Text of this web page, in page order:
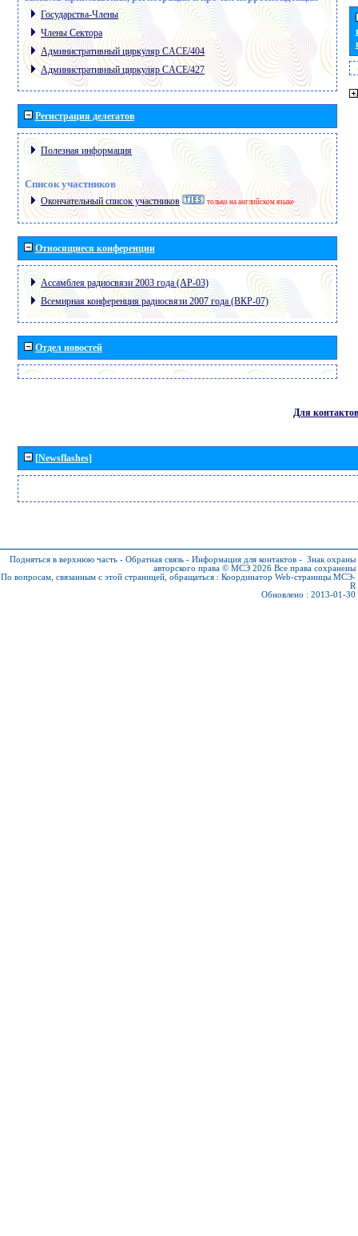
Государства-Члены
Члены Сектора
Административный циркуляр CACE/404
Административный циркуляр CACE/427
Регистрация делегатов
Полезная информация
Список участников
Окончательный список участников только на английском языке
Относящиеся конференции
Ассамблея радиосвязи 2003 года (АР-03)
Всемирная конференция радиосвязи 2007 года (ВКР-07)
Отдел новостей
Для контактов
[Newsflashes]
Подняться в верхнюю часть - Обратная связь - Информация для контактов - Знак охраны
авторского права © МСЭ 2026 Все права сохранены
По вопросам, связанным с этой страницей, обращаться : Координатор Web-страницы МСЭ-
R
Обновлено : 2013-01-30